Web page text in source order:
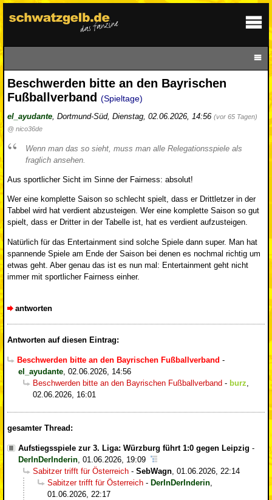
Beschwerden bitte an den Bayrischen
Fußballverband (Spieltage)
el_ayudante, Dortmund-Süd, Dienstag, 02.06.2026, 14:56 (vor 65 Tagen)
@ nico36de
Wenn man das so sieht, muss man alle Relegationsspiele als
fraglich ansehen.
Aus sportlicher Sicht im Sinne der Fairness: absolut!
Wer eine komplette Saison so schlecht spielt, dass er Drittletzer in der
Tabbel wird hat verdient abzusteigen. Wer eine komplette Saison so gut
spielt, dass er Dritter in der Tabelle ist, hat es verdient aufzusteigen.
Natürlich für das Entertainment sind solche Spiele dann super. Man hat
spannende Spiele am Ende der Saison bei denen es nochmal richtig um
etwas geht. Aber genau das ist es nun mal: Entertainment geht nicht
immer mit sportlicher Fairness einher.
antworten
Antworten auf diesen Eintrag:
Beschwerden bitte an den Bayrischen Fußballverband -
el_ayudante 02.06.2026, 14:56
Beschwerden bitte an den Bayrischen Fußballverband - burz
02.06.2026, 16:01
gesamter Thread:
Aufstiegsspiele zur 3. Liga: Würzburg führt 1:0 gegen Leipzig -
DerInDerInderin, 01.06.2026, 19:09
Sabitzer trifft für Österreich - SebWagn, 01.06.2026, 22:14
Sabitzer trifft für Österreich - DerInDerInderin,
01.06.2026, 22:17